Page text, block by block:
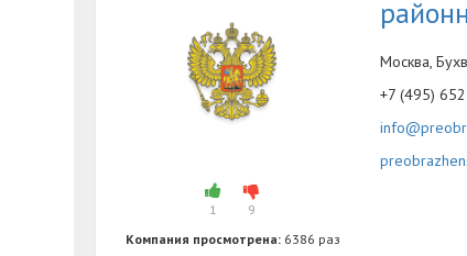
1
9
Компания просмотрена: 6386 раз
Москва,
+7 (495)